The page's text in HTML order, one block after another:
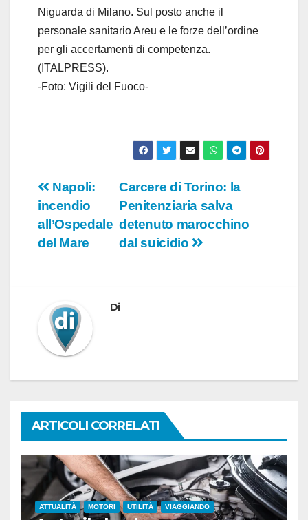
Niguarda di Milano. Sul posto anche il
personale sanitario Areu e le forze dell’ordine
per gli accertamenti di competenza.
(ITALPRESS).
-Foto: Vigili del Fuoco-
Navigazione
articoli
Carcere di Torino: la
Penitenziaria salva
detenuto marocchino
dal suicidio
Napoli:
incendio
all’Ospedale
del Mare
Di
ARTICOLI CORRELATI
ATTUALITÀ MOTORI UTILITÀ VIAGGIANDO